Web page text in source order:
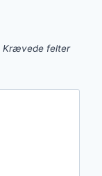
Krævede felter